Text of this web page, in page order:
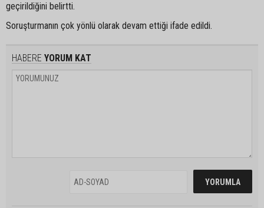
geçirildiğini belirtti.
Soruşturmanın çok yönlü olarak devam ettiği ifade edildi.
HABERE YORUM KAT